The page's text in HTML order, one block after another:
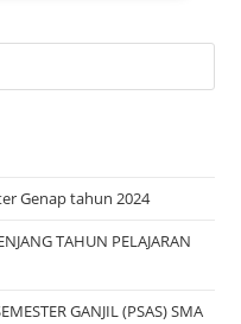
Genap tahun 2024
TAHUN PELAJARAN
GANJIL (PSAS) SMA